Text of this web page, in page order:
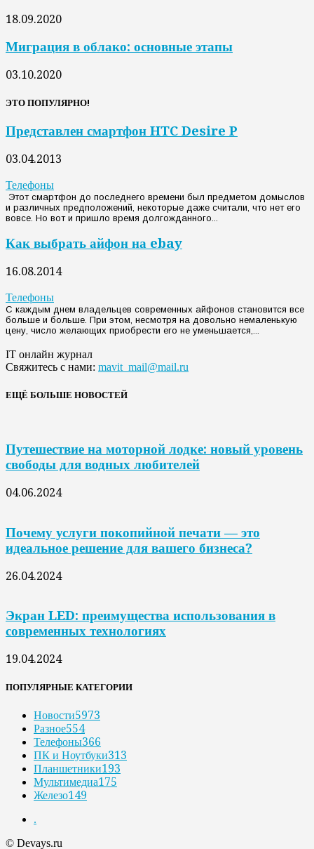
18.09.2020
Миграция в облако: основные этапы
03.10.2020
ЭТО ПОПУЛЯРНО!
Представлен смартфон HTC Desire P
03.04.2013
Телефоны
Этот смартфон до последнего времени был предметом домыслов
и различных предположений, некоторые даже считали, что нет его
вовсе. Но вот и пришло время долгожданного...
Как выбрать айфон на ebay
16.08.2014
Телефоны
С каждым днем владельцев современных айфонов становится все
больше и больше. При этом, несмотря на довольно немаленькую
цену, число желающих приобрести его не уменьшается,...
IT онлайн журнал
Свяжитесь с нами: mavit_mail@mail.ru
ЕЩЁ БОЛЬШЕ НОВОСТЕЙ
Путешествие на моторной лодке: новый уровень
свободы для водных любителей
04.06.2024
Почему услуги покопийной печати — это
идеальное решение для вашего бизнеса?
26.04.2024
Экран LED: преимущества использования в
современных технологиях
19.04.2024
ПОПУЛЯРНЫЕ КАТЕГОРИИ
Новости5973
Разное554
Телефоны366
ПК и Ноутбуки313
Планшетники193
Мультимедиа175
Железо149
.
© Devays.ru